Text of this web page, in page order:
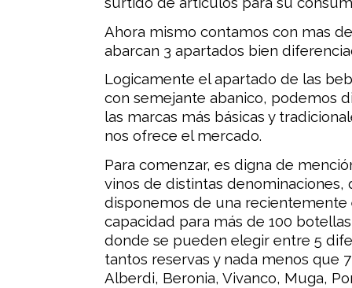
Ahora mismo contamos con mas
abarcan 3 apartados bien
Logicamente el apartado de las
con semejante abanico, podemos
las marcas más básicas y
nos ofrece el mercado.
Para comenzar, es digna de
vinos de distintas denominaciones,
disponemos de una
capacidad para más de 100
donde se pueden elegir entre 5
tantos reservas y nada menos que
Alberdi, Beronia, Vivanco, Muga,